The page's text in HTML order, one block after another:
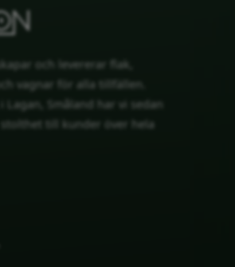
och levererar flak,
vagnar för alla tillfällen.
Småland har vi sedan
stolthet till kunder över hela